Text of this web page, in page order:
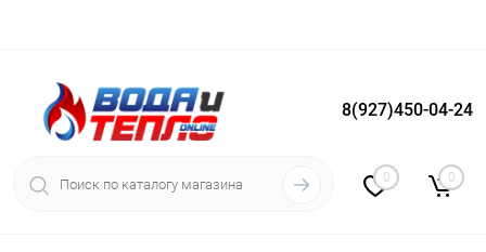
Вход Регистрация
8(927)450-04-24
0 0